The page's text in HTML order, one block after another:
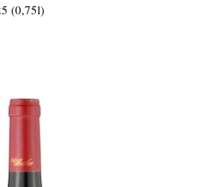
(0,75l)